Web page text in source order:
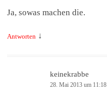
Ja, sowas machen die.
Antworten ↓
keinekrabbe
28. Mai 2013 um 11:18